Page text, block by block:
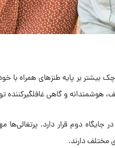
بر پایه طنزهای همراه با
هوشمندانه و گاهی
دوم قرار دارد. پرتغالی‌ها
مختلف دارند.